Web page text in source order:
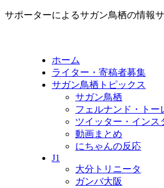
サポーターによるサガン鳥栖の情報
ホーム
ライター・寄稿者募集
サガン鳥栖トピックス
サガン鳥栖
フェルナンド・トー
ツイッター・インス
動画まとめ
にちゃんの反応
J1
大分トリニータ
ガンバ大阪